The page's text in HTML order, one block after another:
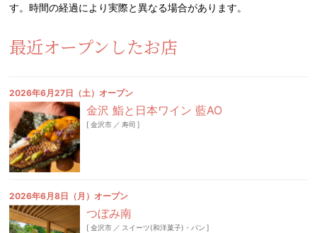
す。時間の経過により実際と異なる場合があります。
最近オープンしたお店
2026年6月27日（土）オープン
金沢 鮨と日本ワイン 藍AO
[金沢市 ／ 寿司 ]
2026年6月8日（月）オープン
つぼみ南
[金沢市 ／ スイーツ(和洋菓子)・パン ]